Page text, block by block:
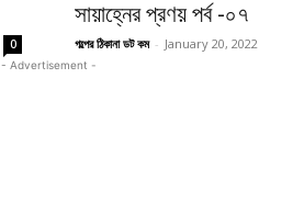
0
সায়াহ্নের প্রণয় পর্ব -০৭
গল্পের ঠিকানা ডট কম - January 20, 2022
- Advertisement -